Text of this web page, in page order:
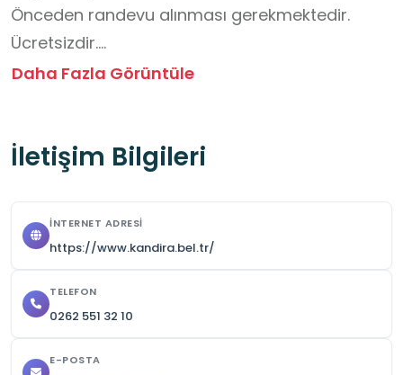
Önceden randevu alınması gerekmektedir.
Ücretsizdir.
Kandıra Belediyesi'nin himayesinde olmakla
kurulması gerekmektedir.
Daha Fazla Görüntüle
İletişim Bilgileri
İNTERNET ADRESI
https://www.kandira.bel.tr/
TELEFON
0262 551 32 10
E-POSTA